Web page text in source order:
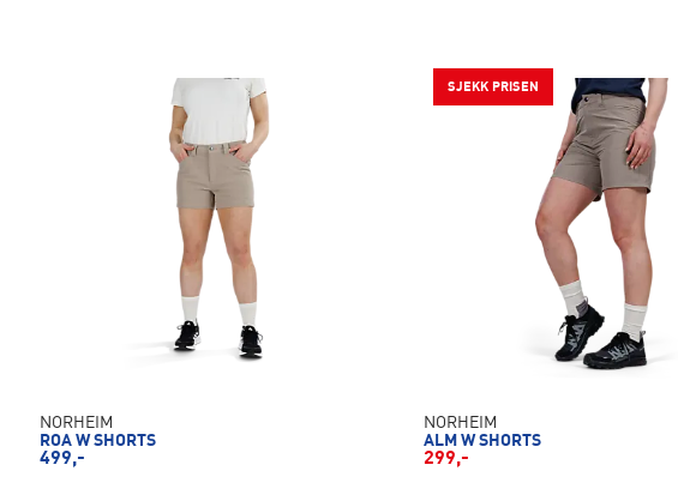
NORHEIM
ROA W SHORTS
499,-
SJEKK PRISEN
NORHEIM
ALM W SHORTS
299,-